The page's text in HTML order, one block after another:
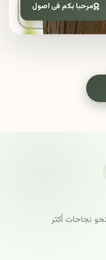
مرحبا بكم فى اصول
نجاحات أكثر